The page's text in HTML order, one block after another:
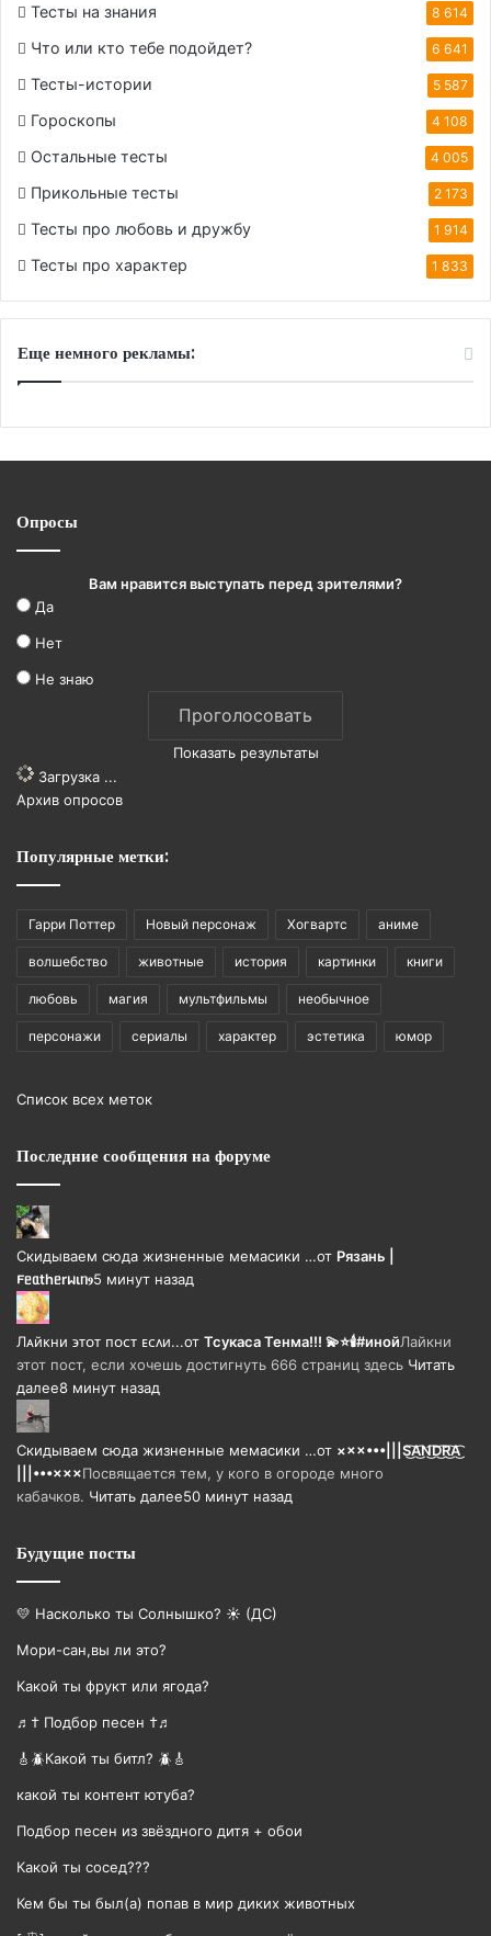
Тесты на знания 8 614
Что или кто тебе подойдет? 6 641
Тесты-истории 5 587
Гороскопы 4 108
Остальные тесты 4 005
Прикольные тесты 2 173
Тесты про любовь и дружбу 1 914
Тесты про характер 1 833
Еще немного рекламы:
Опросы
Вам нравится выступать перед зрителями?
Да
Нет
Не знаю
Показать результаты
Загрузка ...
Архив опросов
Популярные метки:
Гарри Поттер Новый персонаж Хогвартс аниме
волшебство животные история картинки книги
любовь магия мультфильмы необычное
персонажи сериалы характер эстетика юмор
Список всех меток
Последние сообщения на форуме
Скидываем сюда жизненные мемасики …от Рязань |
𐔥ᥱᥲthᥱrᥕιᥒⳋ5 минут назад
Лᴀйᴋни ϶ᴛᴏᴛ ᴨᴏᴄᴛ ᴇᴄᴧи...от Тсукаса Тенма!!! 💫⭐🕯️#инойЛайкни
этот пост, если хочешь достигнуть 666 страниц здесь Читать
далее8 минут назад
Скидываем сюда жизненные мемасики …от ×××•••|||S͜͡A͜͡N͜͡D͜͡R͜͡A͜͡
|||•••×××Посвящается тем, у кого в огороде много
кабачков. Читать далее50 минут назад
Будущие посты
💛 Насколько ты Солнышко? ☀️ (ДС)
Мори-сан,вы ли это?
Какой ты фрукт или ягода?
♬† Подбор песен †♬
🎸🪲Какой ты битл? 🪲🎸
какой ты контент ютуба?
Подбор песен из звёздного дитя + обои
Какой ты сосед???
Кем бы ты был(а) попав в мир диких животных